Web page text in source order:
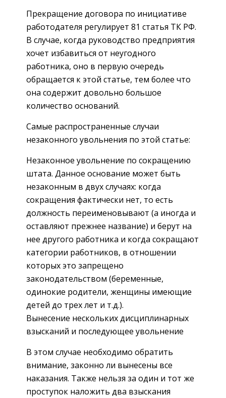
Прекращение договора по инициативе
работодателя регулирует 81 статья ТК РФ.
В случае, когда руководство предприятия
хочет избавиться от неугодного
работника, оно в первую очередь
обращается к этой статье, тем более что
она содержит довольно большое
количество оснований.
Самые распространенные случаи
незаконного увольнения по этой статье:
Незаконное увольнение по сокращению
штата. Данное основание может быть
незаконным в двух случаях: когда
сокращения фактически нет, то есть
должность переименовывают (а иногда и
оставляют прежнее название) и берут на
нее другого работника и когда сокращают
категории работников, в отношении
которых это запрещено
законодательством (беременные,
одинокие родители, женщины имеющие
детей до трех лет и т.д.).
Вынесение нескольких дисциплинарных
взысканий и последующее увольнение
В этом случае необходимо обратить
внимание, законно ли вынесены все
наказания. Также нельзя за один и тот же
проступок наложить два взыскания